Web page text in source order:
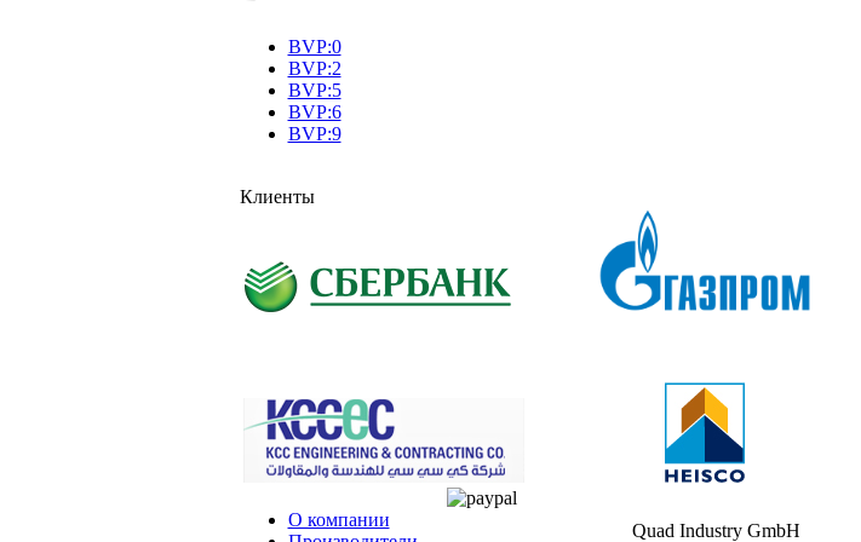
BVP:0
BVP:2
BVP:5
BVP:6
BVP:9
Клиенты
О компании
Quad Industry GmbH